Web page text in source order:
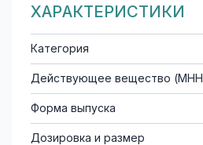
ХАРАКТЕРИСТИКИ
Категория
Действующее вещество
Форма выпуска
Дозировка и размер